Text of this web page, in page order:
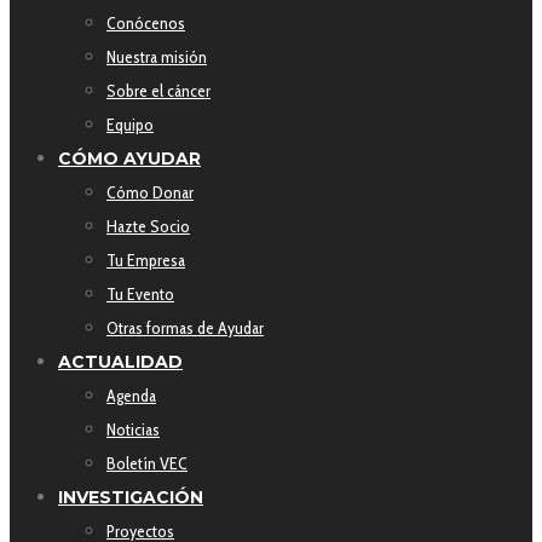
Conócenos
Nuestra misión
Sobre el cáncer
Equipo
CÓMO AYUDAR
Cómo Donar
Hazte Socio
Tu Empresa
Tu Evento
Otras formas de Ayudar
ACTUALIDAD
Agenda
Noticias
Boletín VEC
INVESTIGACIÓN
Proyectos